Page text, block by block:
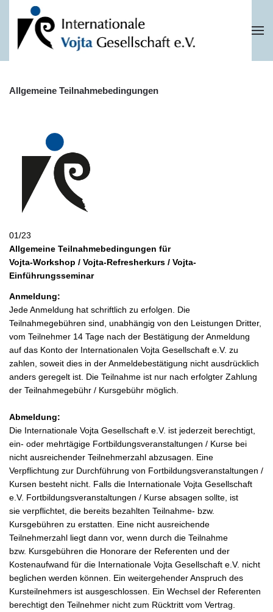
Zum Hauptinhalt springen
Allgemeine Teilnahmebedingungen
01/23
Allgemeine Teilnahmebedingungen für
Vojta-Workshop / Vojta-Refresherkurs / Vojta-
Einführungsseminar
Anmeldung:
Jede Anmeldung hat schriftlich zu erfolgen. Die
Teilnahmegebühren sind, unabhängig von den Leistungen Dritter,
vom Teilnehmer 14 Tage nach der Bestätigung der Anmeldung
auf das Konto der Internationalen Vojta Gesellschaft e.V. zu
zahlen, soweit dies in der Anmeldebestätigung nicht ausdrücklich
anders geregelt ist. Die Teilnahme ist nur nach erfolgter Zahlung
der Teilnahmegebühr / Kursgebühr möglich.
Abmeldung:
Die Internationale Vojta Gesellschaft e.V. ist jederzeit berechtigt,
ein- oder mehrtägige Fortbildungsveranstaltungen / Kurse bei
nicht ausreichender Teilnehmerzahl abzusagen. Eine
Verpflichtung zur Durchführung von Fortbildungsveranstaltungen /
Kursen besteht nicht. Falls die Internationale Vojta Gesellschaft
e.V. Fortbildungsveranstaltungen / Kurse absagen sollte, ist
sie verpflichtet, die bereits bezahlten Teilnahme- bzw.
Kursgebühren zu erstatten. Eine nicht ausreichende
Teilnehmerzahl liegt dann vor, wenn durch die Teilnahme
bzw. Kursgebühren die Honorare der Referenten und der
Kostenaufwand für die Internationale Vojta Gesellschaft e.V. nicht
beglichen werden können. Ein weitergehender Anspruch des
Kursteilnehmers ist ausgeschlossen. Ein Wechsel der Referenten
berechtigt den Teilnehmer nicht zum Rücktritt vom Vertrag.